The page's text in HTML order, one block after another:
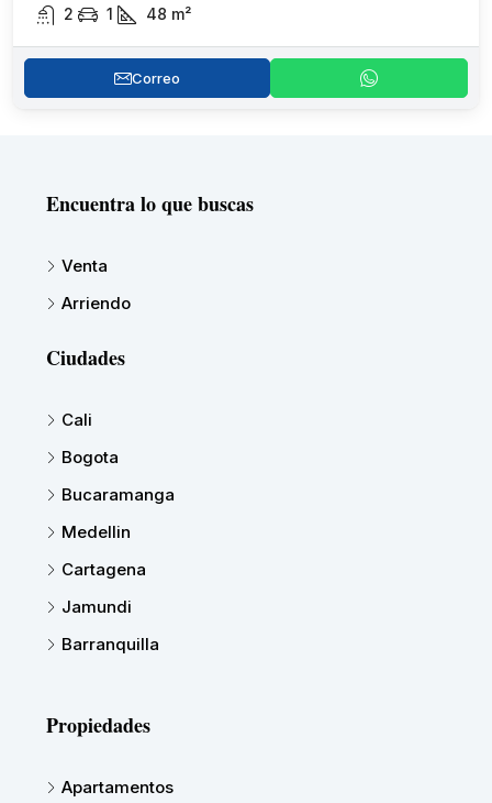
2 1 48 m²
Correo
Encuentra lo que buscas
Venta
Arriendo
Ciudades
Cali
Bogota
Bucaramanga
Medellin
Cartagena
Jamundi
Barranquilla
Propiedades
Apartamentos